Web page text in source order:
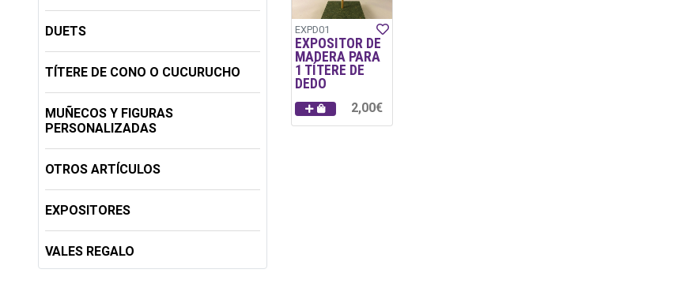
DUETS
TÍTERE DE CONO O CUCURUCHO
MUÑECOS Y FIGURAS
PERSONALIZADAS
OTROS ARTÍCULOS
EXPOSITORES
VALES REGALO
EXPD01
EXPOSITOR DE
MADERA PARA
1 TÍTERE DE
DEDO
2,00€